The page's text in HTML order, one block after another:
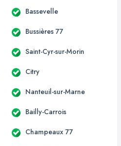
Bassevelle
Bussières 77
Saint-Cyr-sur-Morin
Citry
Nanteuil-sur-Marne
Bailly-Carrois
Champeaux 77